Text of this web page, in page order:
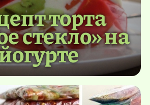
торта
стекло» на